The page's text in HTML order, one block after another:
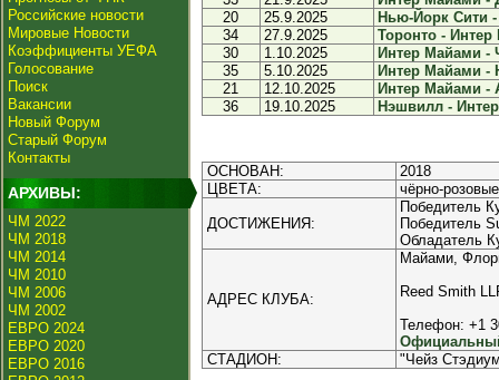
Российские новости
Мировые Новости
Коэффициенты УЕФА
Голосование
Поиск
Вакансии
Новый Форум
Старый Форум
Контакты
АРХИВЫ:
ЧМ 2022
ЧМ 2018
ЧМ 2014
ЧМ 2010
ЧМ 2006
ЧМ 2002
ЕВРО 2024
ЕВРО 2020
ЕВРО 2016
20
25.9.2025
Нью-Йорк Сити
34
27.9.2025
Торонто -
30
1.10.2025
Интер Майами -
35
5.10.2025
Интер Майами -
21
12.10.2025
Интер Майами -
36
19.10.2025 Нэшвилл -
ОСНОВАН:
2018
ЦВЕТА:
чёрно-розовые
ДОСТИЖЕНИЯ:
Победитель
Победитель
Обладатель
АДРЕС КЛУБА:
Майами,
Reed Smith
Телефон: +1
СТАДИОН:
"Чейз